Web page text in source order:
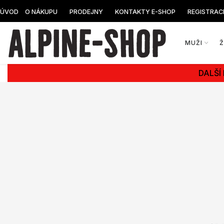
ÚVOD O NÁKUPU PRODEJNY KONTAKTY E-SHOP
MUŽI
DALŠÍ